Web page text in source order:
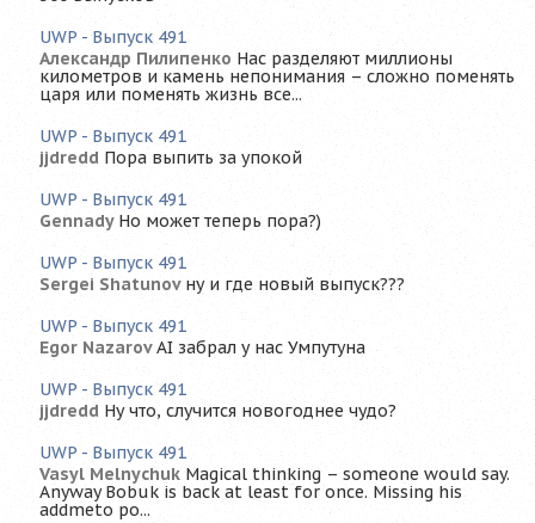
UWP - Выпуск 491
Александр Пилипенко Нас разделяют миллионы
километров и камень непонимания – сложно поменять
царя или поменять жизнь все...
UWP - Выпуск 491
jjdredd Пора выпить за упокой
UWP - Выпуск 491
Gennady Но может теперь пора?)
UWP - Выпуск 491
Sergei Shatunov ну и где новый выпуск???
UWP - Выпуск 491
Egor Nazarov AI забрал у нас Умпутуна
UWP - Выпуск 491
jjdredd Ну что, случится новогоднее чудо?
UWP - Выпуск 491
Vasyl Melnychuk Magical thinking – someone would say.
Anyway Bobuk is back at least for once. Missing his
addmeto po...